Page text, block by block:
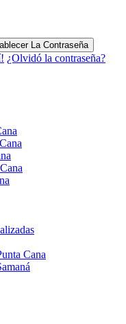
La Contraseña
¿Olvidó la contraseña?
Cana